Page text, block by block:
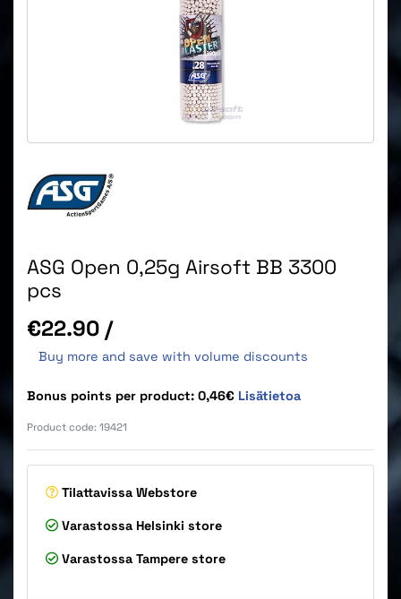
ASG Open 0,25g Airsoft BB 3300
pcs
Price
€22.90 /
Buy more and save with volume discounts
Bonus points per product: 0,46€ Lisätietoa
Product code: 19421
Tilattavissa Webstore
Varastossa Helsinki store
Varastossa Tampere store